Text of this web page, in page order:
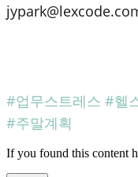
#업무스트레스 #헬
#주말계획
If you found this content